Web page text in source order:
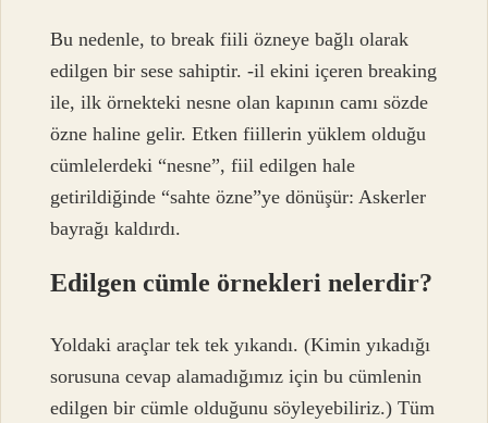
Bu nedenle, to break fiili özneye bağlı olarak
edilgen bir sese sahiptir. -il ekini içeren breaking
ile, ilk örnekteki nesne olan kapının camı sözde
özne haline gelir. Etken fiillerin yüklem olduğu
cümlelerdeki “nesne”, fiil edilgen hale
getirildiğinde “sahte özne”ye dönüşür: Askerler
bayrağı kaldırdı.
Edilgen cümle örnekleri nelerdir?
Yoldaki araçlar tek tek yıkandı. (Kimin yıkadığı
sorusuna cevap alamadığımız için bu cümlenin
edilgen bir cümle olduğunu söyleyebiliriz.) Tüm